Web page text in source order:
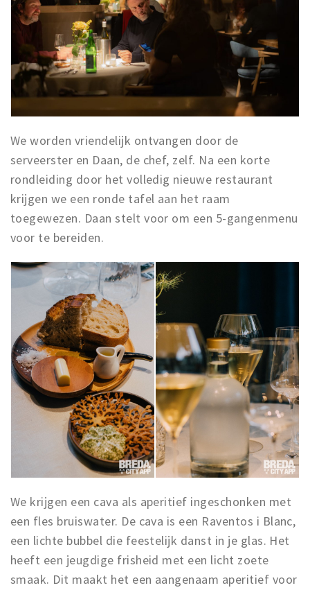
Inloggen
We worden vriendelijk ontvangen door de
serveerster en Daan, de chef, zelf. Na een korte
rondleiding door het volledig nieuwe restaurant
krijgen we een ronde tafel aan het raam
toegewezen. Daan stelt voor om een 5-gangenmenu
voor te bereiden.
We krijgen een cava als aperitief ingeschonken met
een fles bruiswater. De cava is een Raventos i Blanc,
een lichte bubbel die feestelijk danst in je glas. Het
heeft een jeugdige frisheid met een licht zoete
smaak. Dit maakt het een aangenaam aperitief voor